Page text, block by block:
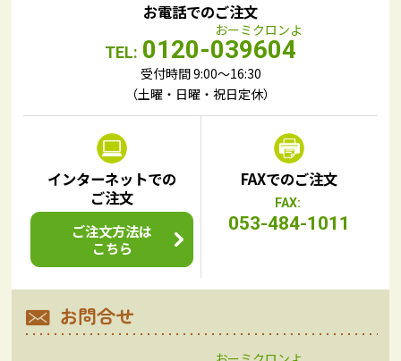
お電話でのご注文
TEL: 0120-039604
受付時間 9:00～16:30
（土曜・日曜・祝日定休）
インターネットでの
ご注文
ご注文方法は
こちら
FAXでのご注文
FAX:
053-484-1011
お問合せ